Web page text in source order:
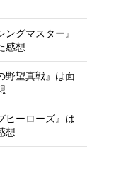
ングマスター』
感想
野望真戦』は面
ヒーローズ』は
想